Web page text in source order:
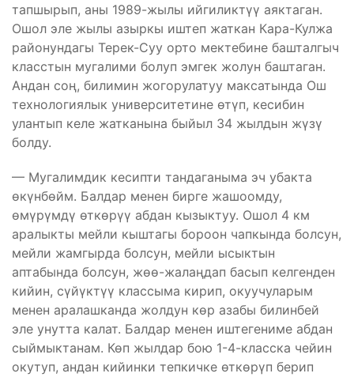
тапшырып, аны 1989-жылы ийгиликтүү аяктаган.
Ошол эле жылы азыркы иштеп жаткан Кара-Кулжа
районундагы Терек-Суу орто мектебине башталгыч
класстын мугалими болуп эмгек жолун баштаган.
Андан соң, билимин жогорулатуу максатында Ош
технологиялык университетине өтүп, кесибин
улантып келе жатканына быйыл 34 жылдын жүзү
болду.
— Мугалимдик кесипти тандаганыма эч убакта
өкүнбөйм. Балдар менен бирге жашоомду,
өмүрүмдү өткөрүү абдан кызыктуу. Ошол 4 км
аралыкты мейли кыштагы бороон чапкында болсун,
мейли жамгырда болсун, мейли ысыктын
аптабында болсун, жөө-жалаңдап басып келгенден
кийин, сүйүктүү классыма кирип, окуучуларым
менен аралашканда жолдун көр азабы билинбей
эле унутта калат. Балдар менен иштегениме абдан
сыймыктанам. Көп жылдар бою 1-4-класска чейин
окутуп, андан кийинки тепкичке өткөрүп берип